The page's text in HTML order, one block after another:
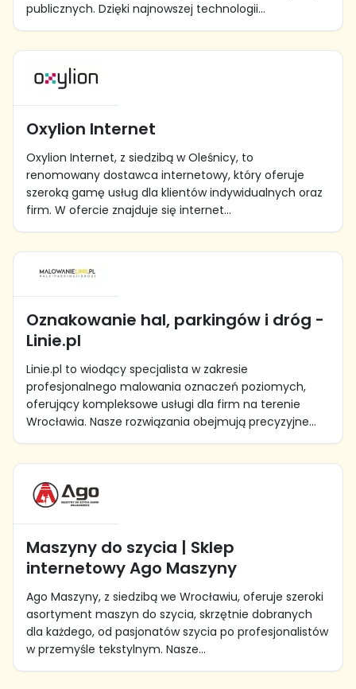
publicznych. Dzięki najnowszej technologii...
Oxylion Internet
Oxylion Internet, z siedzibą w Oleśnicy, to
renomowany dostawca internetowy, który oferuje
szeroką gamę usług dla klientów indywidualnych oraz
firm. W ofercie znajduje się internet...
Oznakowanie hal, parkingów i dróg -
Linie.pl
Linie.pl to wiodący specjalista w zakresie
profesjonalnego malowania oznaczeń poziomych,
oferujący kompleksowe usługi dla firm na terenie
Wrocławia. Nasze rozwiązania obejmują precyzyjne...
Maszyny do szycia | Sklep
internetowy Ago Maszyny
Ago Maszyny, z siedzibą we Wrocławiu, oferuje szeroki
asortyment maszyn do szycia, skrzętnie dobranych
dla każdego, od pasjonatów szycia po profesjonalistów
w przemyśle tekstylnym. Nasze...